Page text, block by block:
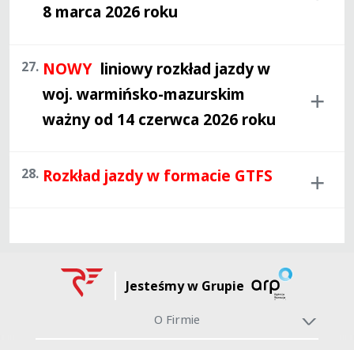
8 marca 2026 roku
27. NOWY liniowy rozkład jazdy w
woj. warmińsko-mazurskim
ważny od 14 czerwca 2026 roku
28. Rozkład jazdy w formacie GTFS
Jesteśmy w Grupie
O Firmie